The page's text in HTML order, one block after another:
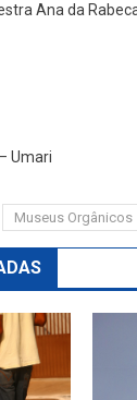
Ana da
Umari
Museus Orgânicos